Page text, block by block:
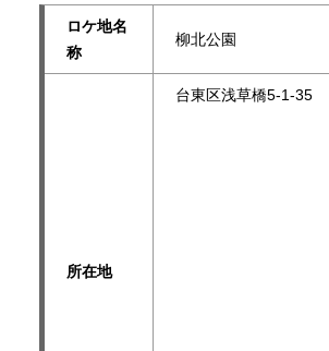
ロケ地名
称
柳北公園
所在地
台東区浅草橋5-1-35